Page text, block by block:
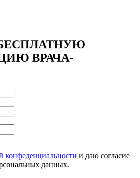
ВРАЧА-
конфеденциальности и даю согласие
данных.